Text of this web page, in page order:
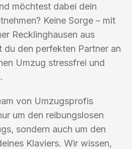
möchtest dabei dein
Keine Sorge – mit
Recklinghausen aus
du den perfekten Partner an
Umzug stressfrei und
von Umzugsprofis
um den reibungslosen
sondern auch um den
Klaviers. Wir wissen,